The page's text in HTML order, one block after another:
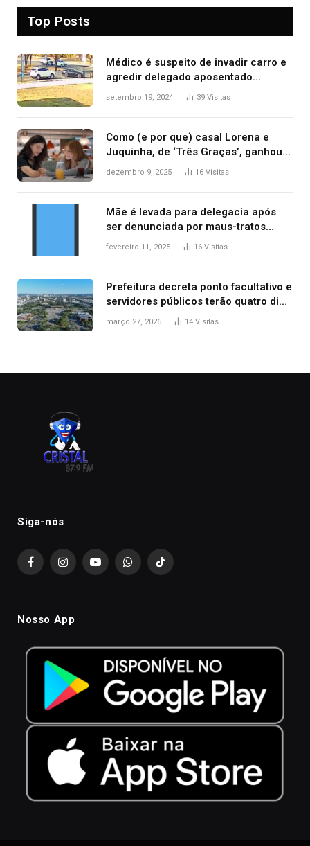
Top Posts
Médico é suspeito de invadir carro e
agredir delegado aposentado
durante confusão no trânsito
setembro 19, 2024 39 Visitas
Como (e por que) casal Lorena e
Juquinha, de ‘Três Graças’, ganhou
repercussão internacional
dezembro 9, 2025 16 Visitas
Mãe é levada para delegacia após
ser denunciada por maus-tratos
contra dois filhos, diz polícia
fevereiro 11, 2025 16 Visitas
Prefeitura decreta ponto facultativo e
servidores públicos terão quatro dias
de folga na Semana Santa
março 27, 2026 14 Visitas
Siga-nós
FacebookInstagramYouTubeWhatsAppTikTok
Nosso App